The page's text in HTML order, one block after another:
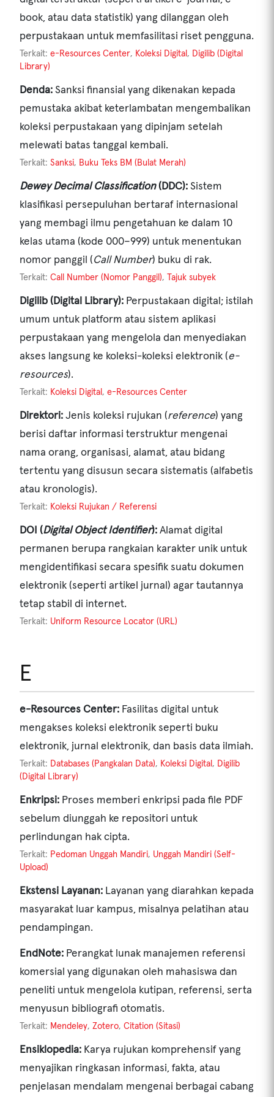
book, atau data statistik) yang dilanggan oleh
perpustakaan untuk memfasilitasi riset pengguna.
Terkait: e-Resources Center, Koleksi Digital, Digilib (Digital
Library)
Denda:Sanksi finansial yang dikenakan kepada
pemustaka akibat keterlambatan mengembalikan
koleksi perpustakaan yang dipinjam setelah
melewati batas tanggal kembali.
Terkait: Sanksi, Buku Teks BM (Bulat Merah)
Dewey Decimal Classification(DDC):Sistem
klasifikasi persepuluhan bertaraf internasional
yang membagi ilmu pengetahuan ke dalam 10
kelas utama (kode 000–999) untuk menentukan
nomor panggil (Call Number) buku di rak.
Terkait: Call Number (Nomor Panggil), Tajuk subyek
Digilib (Digital Library): Perpustakaan digital; istilah
umum untuk platform atau sistem aplikasi
perpustakaan yang mengelola dan menyediakan
akses langsung ke koleksi-koleksi elektronik (e-
resources).
Terkait: Koleksi Digital, e-Resources Center
Direktori:Jenis koleksi rujukan (reference) yang
berisi daftar informasi terstruktur mengenai
nama orang, organisasi, alamat, atau bidang
tertentu yang disusun secara sistematis (alfabetis
atau kronologis).
Terkait: Koleksi Rujukan / Referensi
DOI (Digital Object Identifier):Alamat digital
permanen berupa rangkaian karakter unik untuk
mengidentifikasi secara spesifik suatu dokumen
elektronik (seperti artikel jurnal) agar tautannya
tetap stabil di internet.
Terkait: Uniform Resource Locator (URL)
E
e-Resources Center: Fasilitas digital untuk
mengakses koleksi elektronik seperti buku
elektronik, jurnal elektronik, dan basis data ilmiah.
Terkait: Databases (Pangkalan Data), Koleksi Digital, Digilib
(Digital Library)
Enkripsi: Proses memberi enkripsi pada file PDF
sebelum diunggah ke repositori untuk
perlindungan hak cipta.
Terkait: Pedoman Unggah Mandiri, Unggah Mandiri (Self-
Upload)
Ekstensi Layanan: Layanan yang diarahkan kepada
masyarakat luar kampus, misalnya pelatihan atau
pendampingan.
EndNote: Perangkat lunak manajemen referensi
komersial yang digunakan oleh mahasiswa dan
peneliti untuk mengelola kutipan, referensi, serta
menyusun bibliografi otomatis.
Terkait: Mendeley, Zotero, Citation (Sitasi)
Ensiklopedia: Karya rujukan komprehensif yang
menyajikan ringkasan informasi, fakta, atau
penjelasan mendalam mengenai berbagai cabang